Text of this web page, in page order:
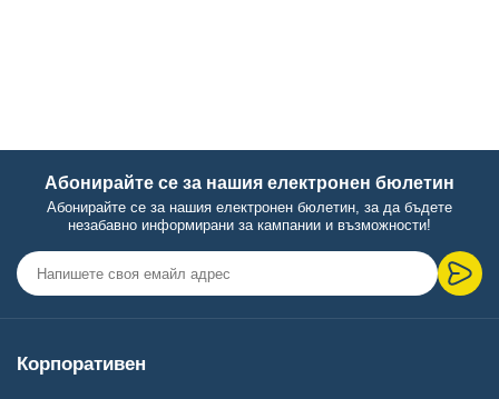
Абонирайте се за нашия електронен бюлетин
Абонирайте се за нашия електронен бюлетин, за да бъдете
незабавно информирани за кампании и възможности!
Корпоративен